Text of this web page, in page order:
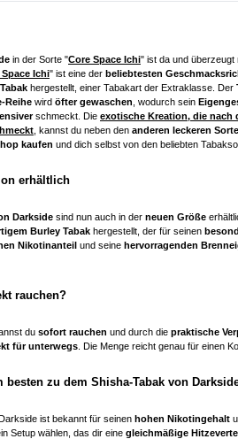
in der Sorte "Core Space Ichi" ist da und überzeugt
Space Ichi" ist eine der beliebtesten
hergestellt, einer Tabakart der Extraklasse. Der
Reihe wird öfter gewaschen , wodurch sein
schmeckt. Die exotische Kreation, die nach
, kannst du neben den anderen leckeren
kaufen und dich selbst von den beliebten
erhältlich
Darkside sind nun auch in der neuen Größe
Burley Tabak hergestellt, der für seinen
Nikotinanteil und seine hervorragenden
rauchen?
du sofort rauchen und durch die praktische
für unterwegs . Die Menge reicht genau für einen
besten zu dem Shisha-Tabak von
ist bekannt für seinen hohen Nikotingehalt
Setup wählen, das dir eine gleichmäßige